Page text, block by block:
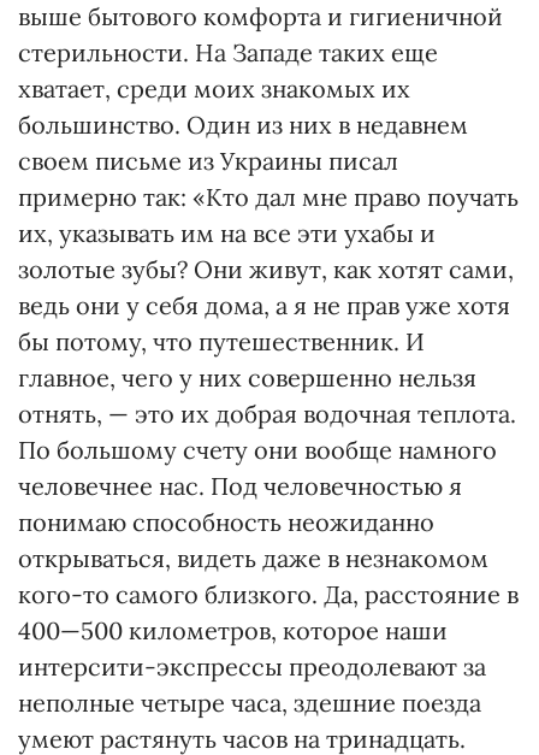
выше бытового комфорта и гигиеничной
стерильности. На Западе таких еще
хватает, среди моих знакомых их
большинство. Один из них в недавнем
своем письме из Украины писал
примерно так: «Кто дал мне право поучать
их, указывать им на все эти ухабы и
золотые зубы? Они живут, как хотят сами,
ведь они у себя дома, а я не прав уже хотя
бы потому, что путешественник. И
главное, чего у них совершенно нельзя
отнять, — это их добрая водочная теплота.
По большому счету они вообще намного
человечнее нас. Под человечностью я
понимаю способность неожиданно
открываться, видеть даже в незнакомом
кого-то самого близкого. Да, расстояние в
400—500 километров, которое наши
интерсити-экспрессы преодолевают за
неполные четыре часа, здешние поезда
умеют растянуть часов на тринадцать.